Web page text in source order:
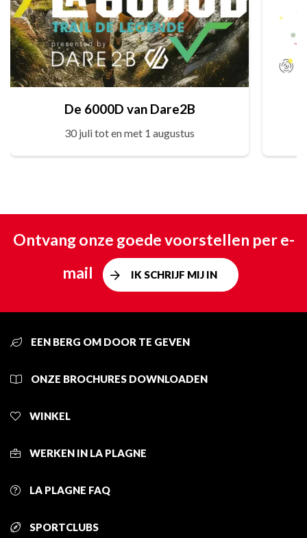
De 6000D van Dare2B
30 juli tot en met 1 augustus
Ontvang onze goede voorstellen per e-
mail
IK SCHRIJF MIJ IN
EEN BERG OM DOOR TE GEVEN
ONZE BROCHURES DOWNLOADEN
WINKEL
WERKEN IN LA PLAGNE
LA PLAGNE FAQ
SPORTCLUBS